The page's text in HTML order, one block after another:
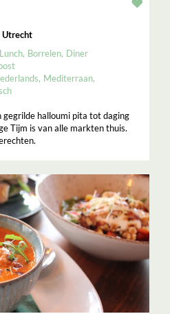
Utrecht
Lunch Borrelen Diner
Mediterraan
gegrilde halloumi pita tot daging
Tijm is van alle markten thuis.